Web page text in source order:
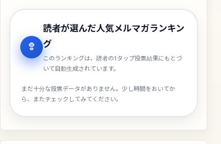
読者が選んだ人気メルマガランキン
グ
このランキングは、読者の1タップ投票結果にもとづ
いて自動生成されています。
まだ十分な投票データがありません。少し時間をおいてか
ら、またチェックしてみてください。